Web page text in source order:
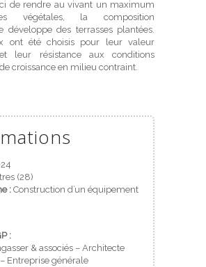
de rendre au vivant un maximum
végétales, la composition
développe des terrasses plantées.
ont été choisis pour leur valeur
leur résistance aux conditions
croissance en milieu contraint.
(28)
:Construction d’un équipement
:
& associés – Architecte
Entreprise générale